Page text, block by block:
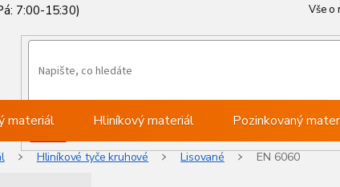
Vše o
materiál Hliníkový materiál Pozinkovaný
Hliníkové tyče kruhové Lisované EN 6060